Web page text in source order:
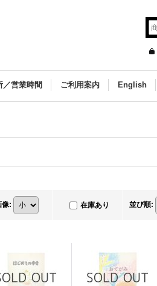
／営業時間 ご利用案内 English
像: 在庫あり 並び順: